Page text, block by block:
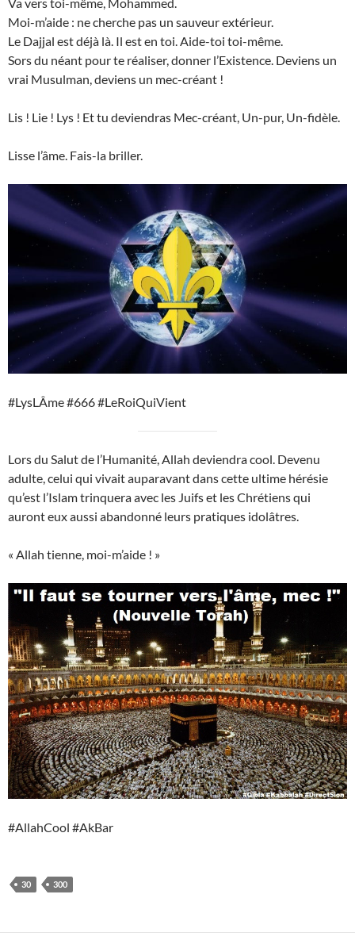
Moi-m’aide : ne cherche pas un sauveur extérieur.
Le Dajjal est déjà là. Il est en toi. Aide-toi toi-même.
Sors du néant pour te réaliser, donner l’Existence. Deviens un
vrai Musulman, deviens un mec-créant !
Lis ! Lie ! Lys ! Et tu deviendras Mec-créant, Un-pur, Un-fidèle.
Lisse l’âme. Fais-la briller.
#LysLÂme #666 #LeRoiQuiVient
Lors du Salut de l’Humanité, Allah deviendra cool. Devenu
adulte, celui qui vivait auparavant dans cette ultime hérésie
qu’est l’Islam trinquera avec les Juifs et les Chrétiens qui
auront eux aussi abandonné leurs pratiques idolâtres.
« Allah tienne, moi-m’aide ! »
#AllahCool #AkBar
30 300